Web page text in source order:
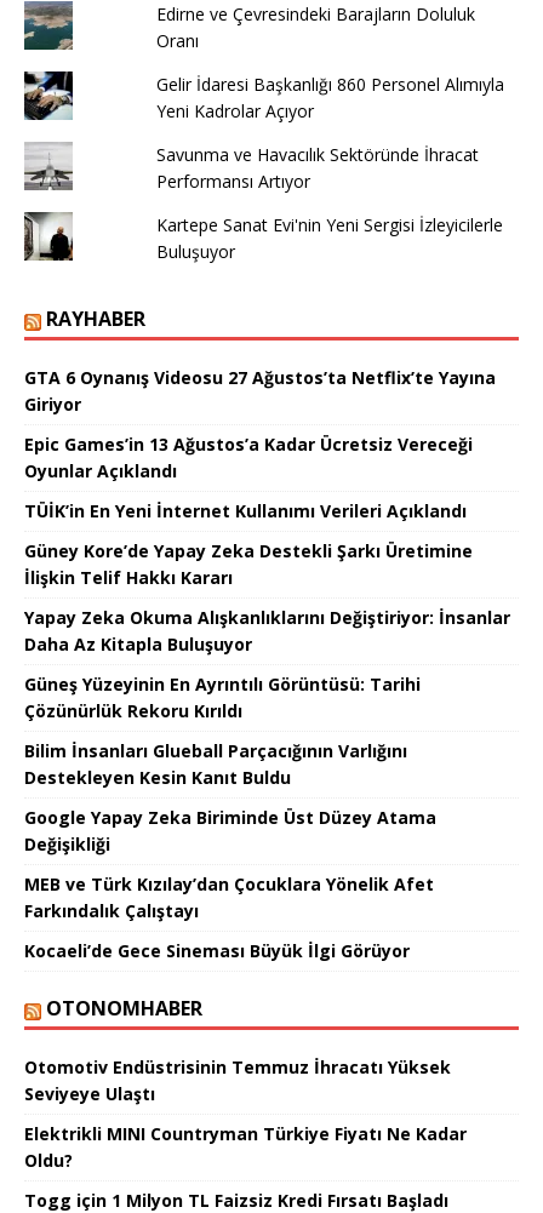
Edirne ve Çevresindeki Barajların Doluluk
Oranı
Gelir İdaresi Başkanlığı 860 Personel Alımıyla
Yeni Kadrolar Açıyor
Savunma ve Havacılık Sektöründe İhracat
Performansı Artıyor
Kartepe Sanat Evi'nin Yeni Sergisi İzleyicilerle
Buluşuyor
RAYHABER
GTA 6 Oynanış Videosu 27 Ağustos’ta Netflix’te Yayına
Giriyor
Epic Games’in 13 Ağustos’a Kadar Ücretsiz Vereceği
Oyunlar Açıklandı
TÜİK’in En Yeni İnternet Kullanımı Verileri Açıklandı
Güney Kore’de Yapay Zeka Destekli Şarkı Üretimine
İlişkin Telif Hakkı Kararı
Yapay Zeka Okuma Alışkanlıklarını Değiştiriyor: İnsanlar
Daha Az Kitapla Buluşuyor
Güneş Yüzeyinin En Ayrıntılı Görüntüsü: Tarihi
Çözünürlük Rekoru Kırıldı
Bilim İnsanları Glueball Parçacığının Varlığını
Destekleyen Kesin Kanıt Buldu
Google Yapay Zeka Biriminde Üst Düzey Atama
Değişikliği
MEB ve Türk Kızılay’dan Çocuklara Yönelik Afet
Farkındalık Çalıştayı
Kocaeli’de Gece Sineması Büyük İlgi Görüyor
OTONOMHABER
Otomotiv Endüstrisinin Temmuz İhracatı Yüksek
Seviyeye Ulaştı
Elektrikli MINI Countryman Türkiye Fiyatı Ne Kadar
Oldu?
Togg için 1 Milyon TL Faizsiz Kredi Fırsatı Başladı